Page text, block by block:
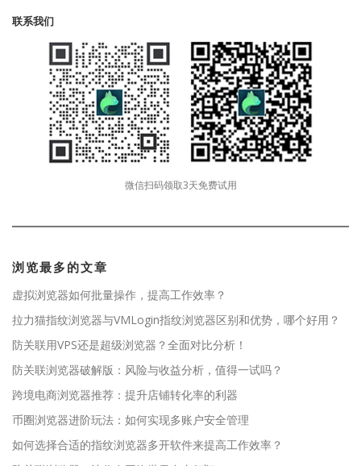
联系我们
微信扫码领取3天免费试用
浏览最多的文章
虚拟浏览器如何批量操作，提高工作效率？
拉力猫指纹浏览器与VMLogin指纹浏览器区别和优势，哪个好用？
防关联用VPS还是超级浏览器？全面对比分析！
防关联浏览器破解版：风险与收益分析，值得一试吗？
跨境电商浏览器推荐：提升店铺转化率的利器
币圈浏览器进阶玩法：如何实现多账户安全管理
如何选择合适的指纹浏览器多开软件来提高工作效率？